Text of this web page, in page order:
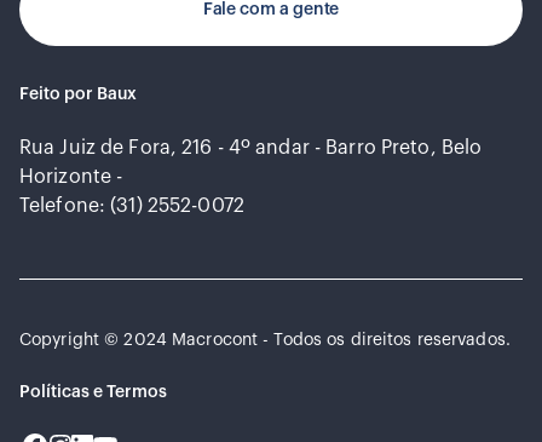
Fale com a gente
Feito por Baux
Rua Juiz de Fora, 216 - 4º andar - Barro Preto, Belo
Horizonte -
Telefone: (31) 2552-0072
Copyright © 2024 Macrocont - Todos os direitos reservados.
Políticas e Termos